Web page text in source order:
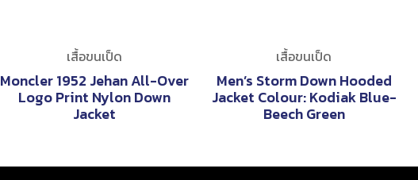
เสื้อขนเป็ด
Moncler 1952 Jehan All-Over
Logo Print Nylon Down
Jacket
เสื้อขนเป็ด
Men’s Storm Down Hooded
Jacket Colour: Kodiak Blue-
Beech Green